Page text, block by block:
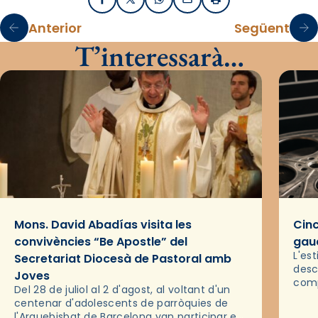
FacebookX / TwitterWhatsApp
EmailImprimir
Anterior Següent
T’interessarà…
Mons. David Abadías visita les
convivències “Be Apostle” del
Secretariat Diocesà de Pastoral amb
Joves
Del 28 de juliol al 2 d'agost, al voltant d'un
centenar d'adolescents de parròquies de